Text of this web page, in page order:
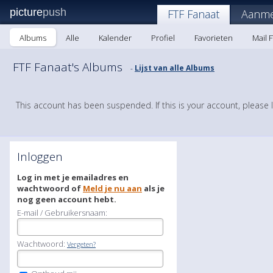
picturepush FTF Fanaat
Albums Alle Kalender Profiel Favorieten Mail
FTF Fanaat's Albums - Lijst van alle Albums
This account has been suspended. If this is your account,
Inloggen
Log in met je emailadres en
wachtwoord of Meld je nu aan als je
nog geen account hebt.
E-mail / Gebruikersnaam:
Wachtwoord: Vergeten?